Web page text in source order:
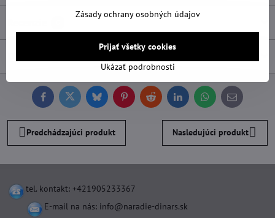
FacebookTwitterBlueskyPinterestReddit LinkedInWhatsApp
E-
mail
Predchádzajúci produkt Nasledujúci produkt
tel. kontakt: +421905233367
E-mail na nás: info@naradie-dinars.sk
Zásady ochrany osobných údajov
Ukázať podrobnosti
Prijať všetky cookies